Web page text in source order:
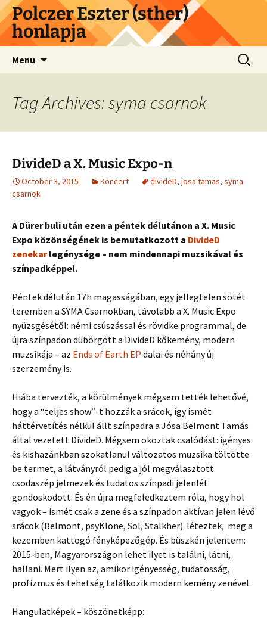
Skip
to
content
Polczer Eszter (sther)
honlapja
Menu
Search
for:
Tag Archives: syma csarnok
DivideD a X. Music Expo-n
October 3, 2015 Koncert divideD, josa tamas, syma
csarnok
A Dürer buli után ezen a péntek délutánon a X. Music
Expo közönségének is bemutatkozott a DivideD
zenekarlegénysége – nem mindennapi muzsikával és
színpadképpel.
Péntek délután 17h magasságában, egy jellegtelen sötét
teremben a SYMA Csarnokban, távolabb a X. Music Expo
nyüzsgésétől: némi csúszással és rövidke programmal, de
újra színpadon dübörgött a DivideD kőkemény, modern
muzsikája – az Ends of Earth EP dalai és néhány új
szerzemény is.
Hiába tervezték, a körülmények mégsem tették lehetővé,
hogy a “teljes show”-t hozzák a srácok, így ismét
háttérvetítés nélkül állt színpadra a Jósa Belmont Tamás
által vezetett DivideD. Mégsem okoztak csalódást: igényes
és kishazánkban szokatlanul változatos muzsika töltötte
be termet, a látványról pedig a jól megválasztott
csodaszép jelmezek és tudatos színpadi jelenlét
gondoskodott. És én újra megfeledkeztem róla, hogy hol
vagyok – ismét csak a zene és a színpadon aktívan jelen lévő
srácok (Belmont, psyKlone, Sol, Stalkher) léteztek, meg a
kezemben kattogó fényképezőgép. És büszkén jelentem:
2015-ben, Magyarországon lehet ilyet is találni, látni,
hallani. Mert ilyen az, amikor igényesség, tudatosság,
profizmus és tehetség találkozik modern kemény zenével.
Hangulatképek – köszönetképp: